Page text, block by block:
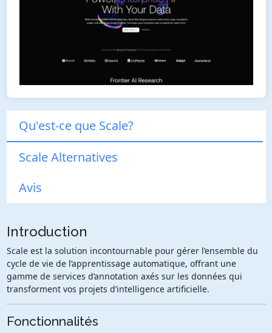
Qu'est-ce que Scale?
Scale Alternatives
Avis
Introduction
Scale est la solution incontournable pour gérer l’ensemble du
cycle de vie de l’apprentissage automatique, offrant une
gamme de services d’annotation axés sur les données qui
transforment vos projets d’intelligence artificielle.
Fonctionnalités